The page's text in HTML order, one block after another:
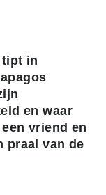
tipt in
en waar
vriend en
praal van de